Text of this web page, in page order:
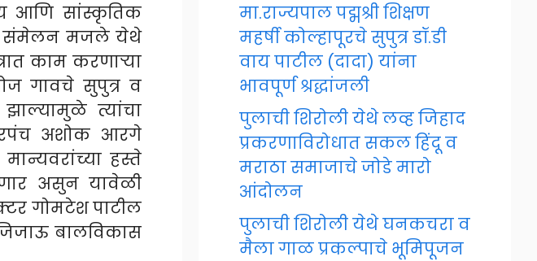
आणि सांस्कृतिक
संमेलन मजले येथे
काम करणाऱ्या
गावचे सुपुत्र व
त्यांचा
अशोक आरगे
हस्ते
असुन यावेळी
गोमटेश पाटील
बालविकास
मा.राज्यपाल पद्मश्री शिक्षण
महर्षी कोल्हापूरचे सुपुत्र डॉ.डी
वाय पाटील (दादा) यांना
भावपूर्ण श्रद्धांजली
पुलाची शिरोली येथे लव्ह जिहाद
प्रकरणाविरोधात सकल हिंदू व
मराठा समाजाचे जोडे मारो
आंदोलन
पुलाची शिरोली येथे घनकचरा व
मैला गाळ प्रकल्पाचे भूमिपूजन